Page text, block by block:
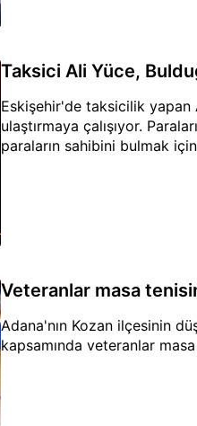
Taksici Ali Yüce,
Eskişehir'de taksicilik yapan
ulaştırmaya çalışıyor.
paraların sahibini bulmak
Veteranlar masa
Adana'nın Kozan ilçesinin
kapsamında veteranlar masa